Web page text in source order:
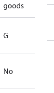
goods
G
No